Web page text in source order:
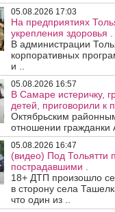
05.08.2026 17:03
На предприятиях
укрепления здоровья .
В администрации
корпоративных
и ..
05.08.2026 16:57
В Самаре истеричку,
детей, приговорили к
Октябрьским
отношении гражданки
05.08.2026 16:47
(видео) Под Тольятти
пострадавшими .
18+ ДТП произошло
в сторону села
что один из ..